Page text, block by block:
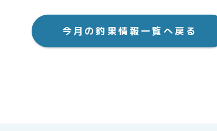
今月の釣果情報一覧へ戻る